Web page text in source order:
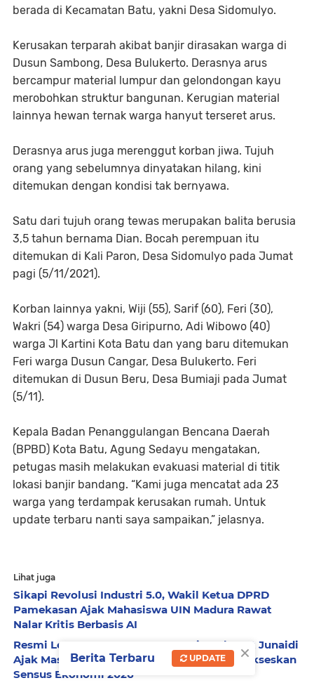
berada di Kecamatan Batu, yakni Desa Sidomulyo.
Kerusakan terparah akibat banjir dirasakan warga di
Dusun Sambong, Desa Bulukerto. Derasnya arus
bercampur material lumpur dan gelondongan kayu
merobohkan struktur bangunan. Kerugian material
lainnya hewan ternak warga hanyut terseret arus.
Derasnya arus juga merenggut korban jiwa. Tujuh
orang yang sebelumnya dinyatakan hilang, kini
ditemukan dengan kondisi tak bernyawa.
Satu dari tujuh orang tewas merupakan balita berusia
3,5 tahun bernama Dian. Bocah perempuan itu
ditemukan di Kali Paron, Desa Sidomulyo pada Jumat
pagi (5/11/2021).
Korban lainnya yakni, Wiji (55), Sarif (60), Feri (30),
Wakri (54) warga Desa Giripurno, Adi Wibowo (40)
warga Jl Kartini Kota Batu dan yang baru ditemukan
Feri warga Dusun Cangar, Desa Bulukerto. Feri
ditemukan di Dusun Beru, Desa Bumiaji pada Jumat
(5/11).
Kepala Badan Penanggulangan Bencana Daerah
(BPBD) Kota Batu, Agung Sedayu mengatakan,
petugas masih melakukan evakuasi material di titik
lokasi banjir bandang. “Kami juga mencatat ada 23
warga yang terdampak kerusakan rumah. Untuk
update terbaru nanti saya sampaikan,” jelasnya.
Lihat juga
Sikapi Revolusi Industri 5.0, Wakil Ketua DPRD
Pamekasan Ajak Mahasiswa UIN Madura Rawat
Nalar Kritis Berbasis AI
Resmi Lepas 1058 Petugas, Bupati H. Slamet Junaidi
Ajak Masyarakat Berpartisipasi Aktif Menyukseskan
Sensus Ekonomi 2026
×
Berita Terbaru UPDATE